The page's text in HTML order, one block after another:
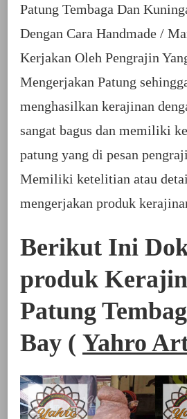
Patung Tembaga Dan
Dengan Cara Handmade /
Kerjakan Oleh Pengrajin
Mengerjakan Patung
menghasilkan kerajinan
sangat bagus dan memiliki
patung yang di pesan
Memiliki ketelitian atau
mengerjakan produk
Berikut Ini
produk
Patung
Bay ( Yahro